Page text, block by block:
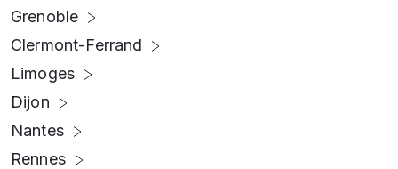
Grenoble
Clermont-Ferrand
Limoges
Dijon
Nantes
Rennes